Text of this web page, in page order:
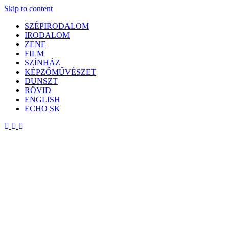
Skip to content
SZÉPIRODALOM
IRODALOM
ZENE
FILM
SZÍNHÁZ
KÉPZŐMŰVÉSZET
DUNSZT
RÖVID
ENGLISH
ECHO SK